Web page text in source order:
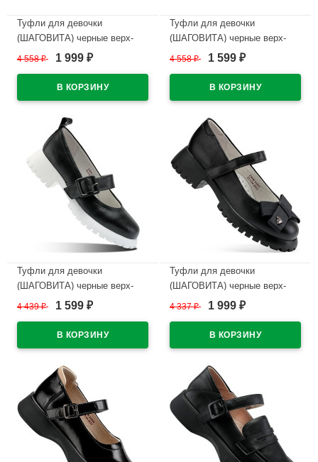
Туфли для девочки
(ШАГОВИТА) черные верх-
натуральная кожа подкладка-
ряд 32-37 арт.23СМФ 63310
4 558₽ 1 999 ₽
Туфли для девочки
(ШАГОВИТА) черные верх-
натуральная кожа подкладка-
ряд 32-37 арт.23СМФ 63298
4 558₽ 1 599 ₽
Туфли для девочки
(ШАГОВИТА) черные верх-
натуральная кожа подкладка-
ряд 32-35 арт.23КФ 63009
4 439₽ 1 599 ₽
Туфли для девочки
(ШАГОВИТА) черные верх-
натуральная кожа подкладка-
ряд 32-34 арт.23КФ 63007
4 337₽ 1 999 ₽